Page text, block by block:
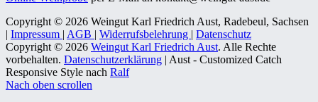
Copyright © 2026 Weingut Karl Friedrich Aust, Radebeul, Sachsen
| Impressum | AGB | Widerrufsbelehrung | Datenschutz
Copyright © 2026 Weingut Karl Friedrich Aust. Alle Rechte
vorbehalten. Datenschutzerklärung | Aust - Customized Catch
Responsive Style nach Ralf
Nach oben scrollen